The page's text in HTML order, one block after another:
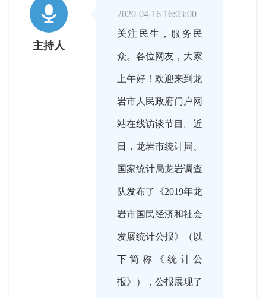

主持人
2020-04-16 16:03:00
关注民生，服务民
众。各位网友，大家
上午好！欢迎来到龙
岩市人民政府门户网
站在线访谈节目。近
日，龙岩市统计局、
国家统计局龙岩调查
队发布了《2019年龙
岩市国民经济和社会
发展统计公报》（以
下简称《统计公
报》），公报展现了